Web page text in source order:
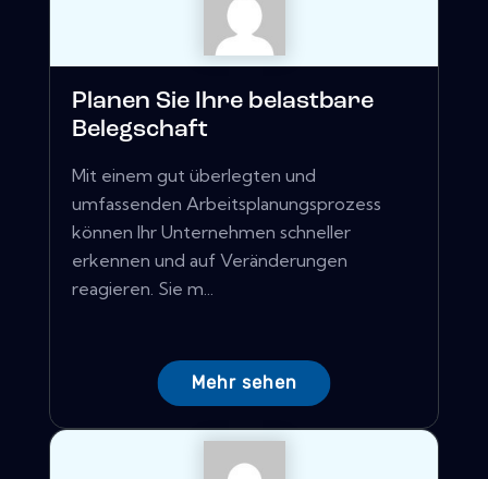
Planen Sie Ihre belastbare
Belegschaft
Mit einem gut überlegten und
umfassenden Arbeitsplanungsprozess
können Ihr Unternehmen schneller
erkennen und auf Veränderungen
reagieren. Sie m...
Mehr sehen